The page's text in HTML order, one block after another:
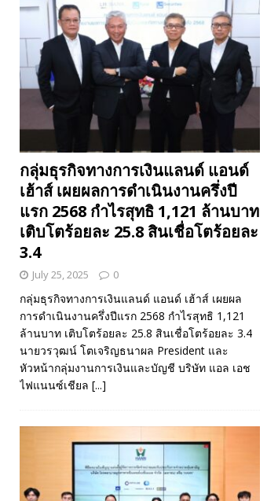
กลุ่มธุรกิจทางการเงินแลนด์ แอนด์
เฮ้าส์ เผยผลการดำเนินงานครึ่งปี
แรก 2568 กำไรสุทธิ 1,121 ล้านบาท
เติบโตร้อยละ 25.8 สินเชื่อโตร้อยละ
3.4
July 25, 2025 0
กลุ่มธุรกิจทางการเงินแลนด์ แอนด์ เฮ้าส์ เผยผล
การดำเนินงานครึ่งปีแรก 2568 กำไรสุทธิ 1,121
ล้านบาท เติบโตร้อยละ 25.8 สินเชื่อโตร้อยละ 3.4
นายวรวุฒน์ โตเจริญธนาผล President และ
หัวหน้ากลุ่มงานการเงินและบัญชี บริษัท แอล เอช
ไฟแนนซ์เชียล [...]